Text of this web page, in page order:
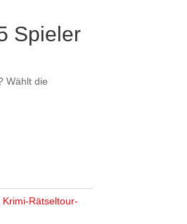
Spieler
Wählt die
Krimi-Rätseltour-